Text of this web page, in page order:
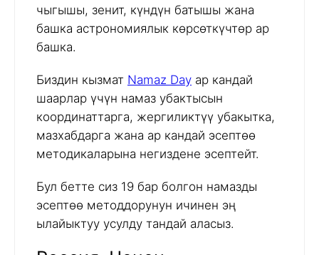
чыгышы, зенит, күндүн батышы жана
башка астрономиялык көрсөткүчтөр ар
башка.
Биздин кызмат Namaz Day ар кандай
шаарлар үчүн намаз убактысын
координаттарга, жергиликтүү убакытка,
мазхабдарга жана ар кандай эсептөө
методикаларына негиздене эсептейт.
Бул бетте сиз 19 бар болгон намазды
эсептөө методдорунун ичинен эң
ылайыктуу усулду тандай аласыз.